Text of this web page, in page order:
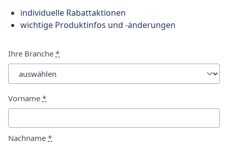
individuelle Rabattaktionen
wichtige Produktinfos und -änderungen
Ihre Branche *
Vorname *
Nachname *